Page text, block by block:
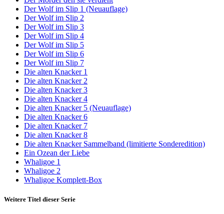
Der Wolf im Slip 1 (Neuauflage)
Der Wolf im Slip 2
Der Wolf im Slip 3
Der Wolf im Slip 4
Der Wolf im Slip 5
Der Wolf im Slip 6
Der Wolf im Slip 7
Die alten Knacker 1
Die alten Knacker 2
Die alten Knacker 3
Die alten Knacker 4
Die alten Knacker 5 (Neuauflage)
Die alten Knacker 6
Die alten Knacker 7
Die alten Knacker 8
Die alten Knacker Sammelband (limitierte Sonderedition)
Ein Ozean der Liebe
Whaligoe 1
Whaligoe 2
Whaligoe Komplett-Box
Weitere Titel dieser Serie